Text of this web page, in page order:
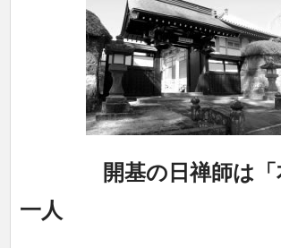
開基の日禅師は「
一人